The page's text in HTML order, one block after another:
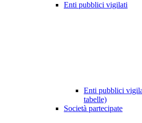
Enti pubblici vigilati
Enti pubblici
tabelle)
Società partecipate